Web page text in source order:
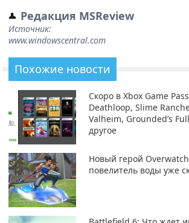
Редакция MSReview
Источник:
www.windowscentral.com
Похожие новости
Скоро в Xbox Game
Deathloop, Slime
Valheim, Grounded’s
другое
Новый герой
повелитель воды уже